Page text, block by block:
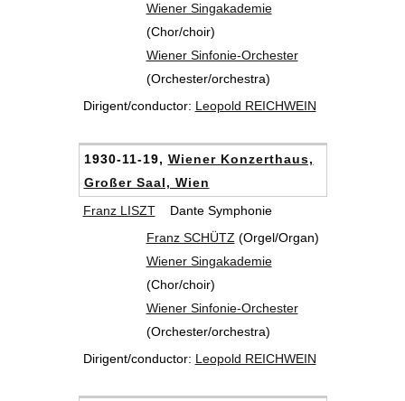
Wiener Singakademie
(Chor/choir)
Wiener Sinfonie-Orchester
(Orchester/orchestra)
Dirigent/conductor: Leopold REICHWEIN
1930-11-19, Wiener Konzerthaus,
Großer Saal, Wien
Franz LISZT
Dante Symphonie
Franz SCHÜTZ (Orgel/Organ)
Wiener Singakademie
(Chor/choir)
Wiener Sinfonie-Orchester
(Orchester/orchestra)
Dirigent/conductor: Leopold REICHWEIN